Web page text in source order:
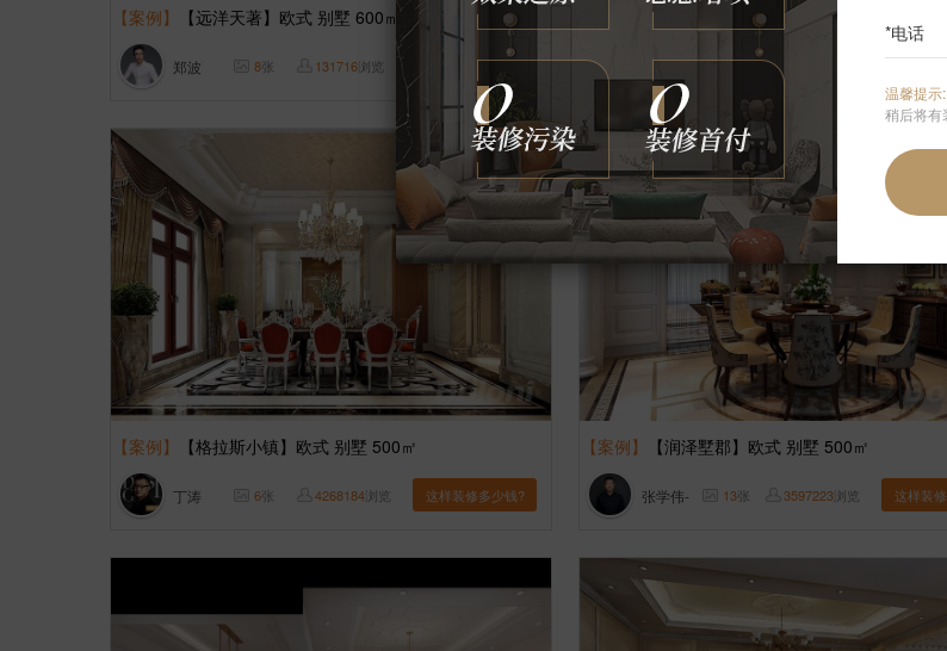
【案例】 【远洋天著】欧式 别墅 600㎡
郑波 8张 131716浏览 这样装修多少钱?
【凯德麓语】欧式 别墅 520㎡
张学伟- 8张
【案例】 【格拉斯小镇】欧式 别墅 500㎡
丁涛 6张 4268184浏览 这样装修多少钱?
【案例】 【润泽墅郡】欧式 别墅 500㎡
张学伟- 13张 3597223浏览 这样装
*电话
温馨提示:
稍后将有